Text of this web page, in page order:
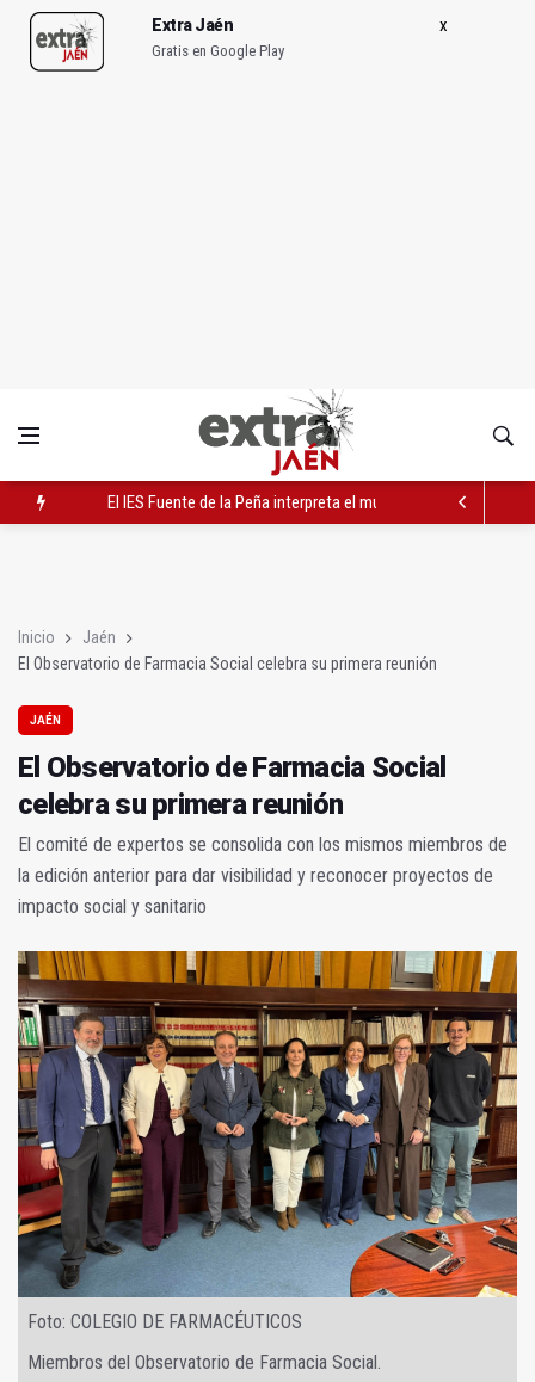
Extra Jaén
Gratis en Google Play
El IES Fuente de la Peña interpreta el musical 'Cabaret' este
Inicio
Jaén
El Observatorio de Farmacia Social celebra su primera reunión
JAÉN
El Observatorio de Farmacia Social
celebra su primera reunión
El comité de expertos se consolida con los mismos miembros de
la edición anterior para dar visibilidad y reconocer proyectos de
impacto social y sanitario
Foto: COLEGIO DE FARMACÉUTICOS
Miembros del Observatorio de Farmacia Social.